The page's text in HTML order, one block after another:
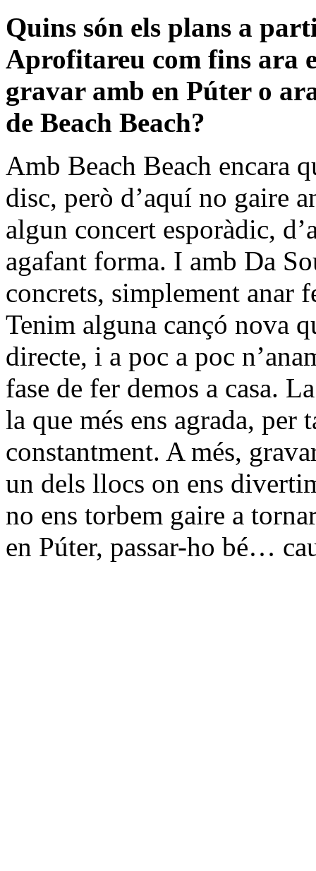
Quins són els plans a
Aprofitareu com fins ara
gravar amb en Púter o
de Beach Beach?
Amb Beach Beach encara
disc, però d’aquí no gaire
algun concert esporàdic,
agafant forma. I amb Da
concrets, simplement anar
Tenim alguna cançó nova
directe, i a poc a poc
fase de fer demos a casa.
la que més ens agrada, per
constantment. A més,
un dels llocs on ens
no ens torbem gaire a
en Púter, passar-ho bé…